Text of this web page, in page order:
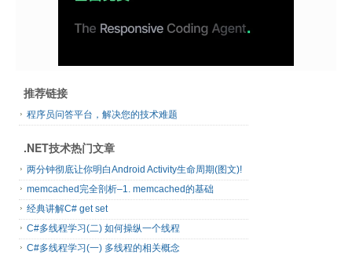
推荐链接
程序员问答平台，解决您的技术难题
.NET技术热门文章
两分钟彻底让你明白Android Activity生命周期(图文)!
memcached完全剖析–1. memcached的基础
经典讲解C# get set
C#多线程学习(二) 如何操纵一个线程
C#多线程学习(一) 多线程的相关概念